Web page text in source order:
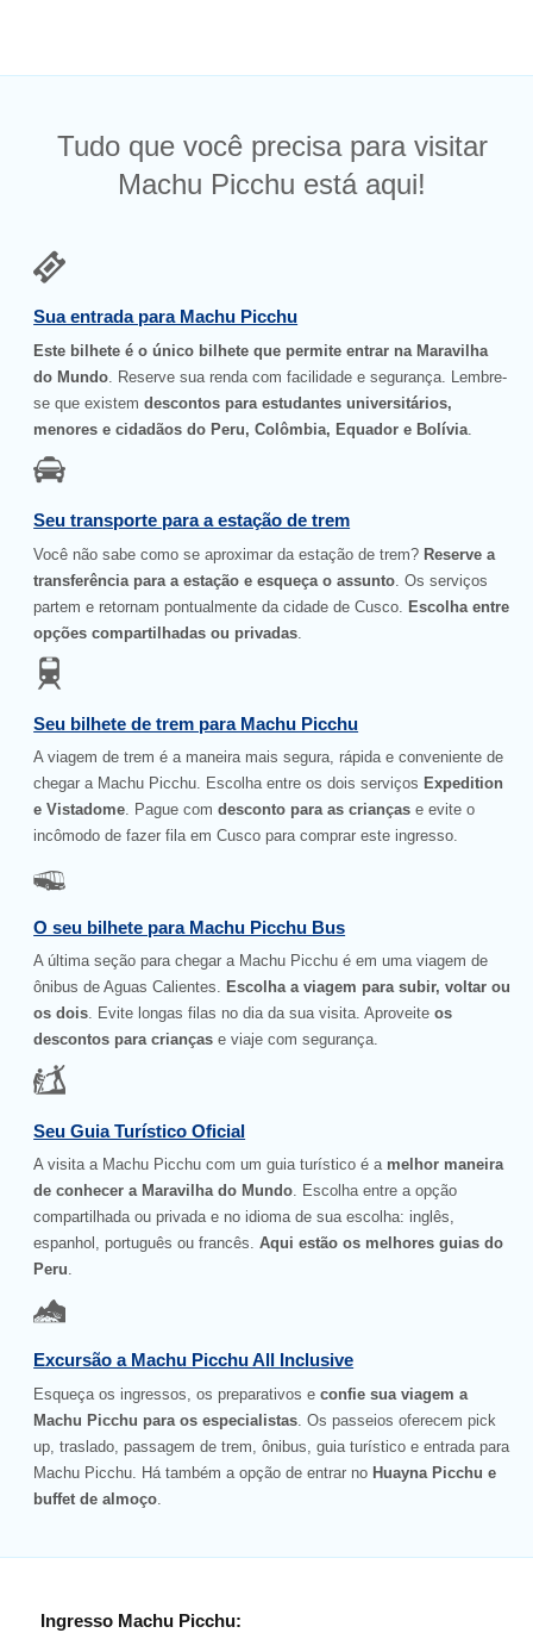
Tudo que você precisa para visitar
Machu Picchu está aqui!
Sua entrada para Machu Picchu
Este bilhete é o único bilhete que permite entrar na Maravilha
do Mundo . Reserve sua renda com facilidade e segurança. Lembre-
se que existemdescontos para estudantes universitários,
menores e cidadãos do Peru, Colômbia, Equador e Bolívia
Seu transporte para a estação de trem
Você não sabe como se aproximar da estação de trem? Reserve a
transferência para a estação e esqueça o assunto . Os serviços
partem e retornam pontualmente da cidade de Cusco. Escolha entre
opções compartilhadas ou privadas
Seu bilhete de trem para Machu Picchu
A viagem de trem é a maneira mais segura, rápida e conveniente de
chegar a Machu Picchu. Escolha entre os dois serviços Expedition
e Vistadome. Pague comdesconto para as crianças e evite o
incômodo de fazer fila em Cusco para comprar este ingresso.
O seu bilhete para Machu Picchu Bus
A última seção para chegar a Machu Picchu é em uma viagem de
ônibus de Aguas Calientes. Escolha a viagem para subir, voltar ou
os dois. Evite longas filas no dia da sua visita. Aproveiteos
descontos para crianças e viaje com segurança.
Seu Guia Turístico Oficial
A visita a Machu Picchu com um guia turístico é a melhor maneira
de conhecer a Maravilha do Mundo. Escolha entre a opção
compartilhada ou privada e no idioma de sua escolha: inglês,
espanhol, português ou francês. Aqui estão os melhores guias do
Peru.
Excursão a Machu Picchu All Inclusive
Esqueça os ingressos, os preparativos e confie sua viagem a
Machu Picchu para os especialistas . Os passeios oferecem pick
up, traslado, passagem de trem, ônibus, guia turístico e entrada para
Machu Picchu. Há também a opção de entrar no Huayna Picchu e
buffet de almoço
Ingresso Machu Picchu: